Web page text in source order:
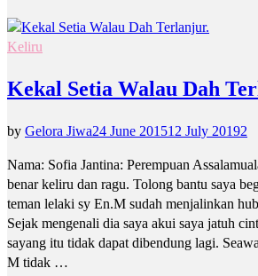
Keliru
Kekal Setia Walau Dah
by Gelora Jiwa24 June 201512 July 20192
Nama: Sofia Jantina: Perempuan
benar keliru dan ragu. Tolong bantu saya
teman lelaki sy En.M sudah menjalinkan
Sejak mengenali dia saya akui saya jatuh
sayang itu tidak dapat dibendung lagi.
M tidak …